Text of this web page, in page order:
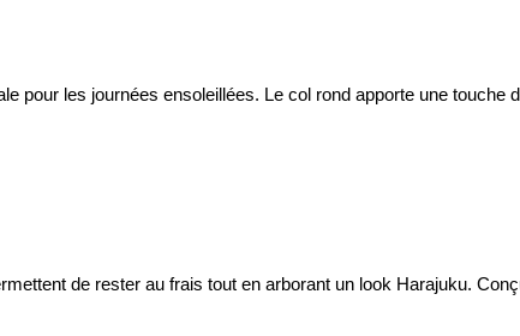
pour les journées ensoleillées. Le col rond apporte une touche
de rester au frais tout en arborant un look Harajuku.